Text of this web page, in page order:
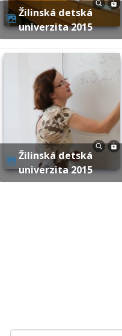
Žilinská detská
univerzita 2015
Žilinská detská
univerzita 2015